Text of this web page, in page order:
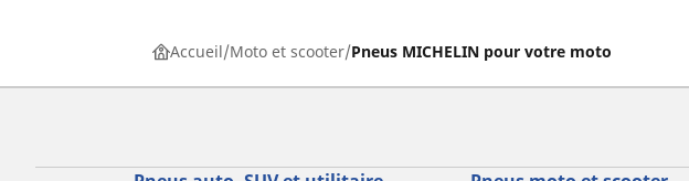
Accueil Moto et scooter Pneus MICHELIN pour votre moto